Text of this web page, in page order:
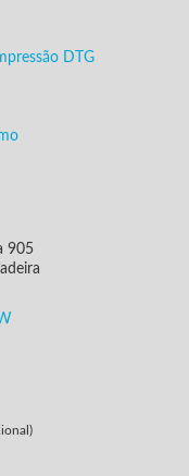
DTG
905